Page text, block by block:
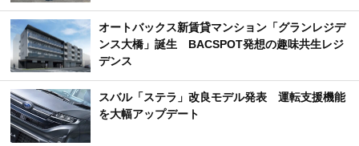
オートバックス新賃貸マンション「グランレジデ
ンス大橋」誕生 BACSPOT発想の趣味共生レジ
デンス
スバル「ステラ」改良モデル発表 運転支援機能
を大幅アップデート